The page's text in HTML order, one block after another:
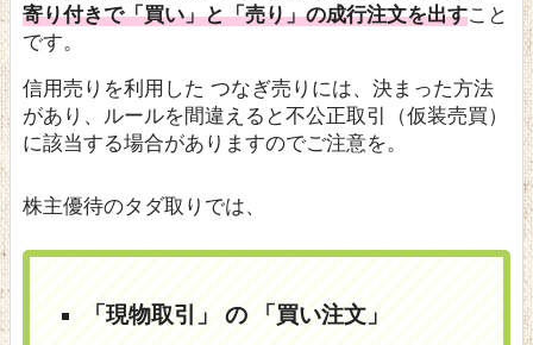
寄り付きで「買い」と「売り」の成行注文を出すこと
です。
信用売りを利用した つなぎ売りには、決まった方法
があり、ルールを間違えると不公正取引（仮装売買）
に該当する場合がありますのでご注意を。
株主優待のタダ取りでは、
「現物取引」 の 「買い注文」